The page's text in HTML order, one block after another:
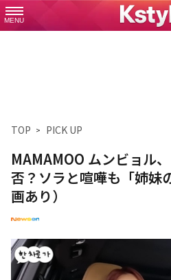
MENU
TOP PICK UP
MAMAMOO ムンビョル
否？ソラと喧嘩も「姉妹
画あり）